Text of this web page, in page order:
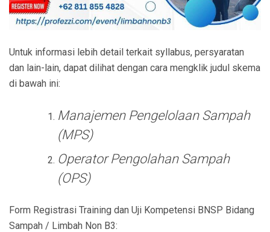
Untuk informasi lebih detail terkait syllabus, persyaratan
dan lain-lain, dapat dilihat dengan cara mengklik judul skema
di bawah ini:
Manajemen Pengelolaan Sampah
(MPS)
Operator Pengolahan Sampah
(OPS)
Form Registrasi Training dan Uji Kompetensi BNSP Bidang
Sampah / Limbah Non B3: